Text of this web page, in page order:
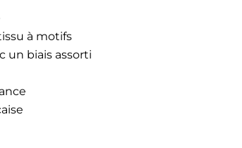
à motifs
un biais assorti